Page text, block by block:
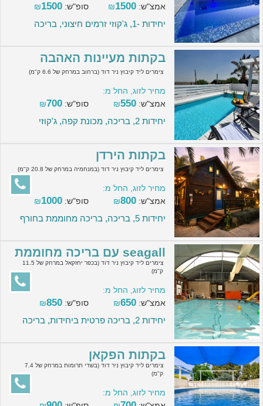
אמצ"ש:
₪1500 סופ"ש: ₪1500
יחידות -1, ג'קוזי זרמים חיצוני, בריכה
בקתות מעיינות האהבה
צימרים ליד קיבוץ ניר דוד (ברחוב במרחק של 6.6 ק"מ)
מחיר לזוג, החל מ:
אמצ"ש:
₪550 סופ"ש: ₪700
יחידות 2, בריכה, מכונת קפה, ג'קוזי
בקתות הירדן
צימרים ליד קיבוץ ניר דוד (במנחמיה במרחק של 20.8 ק"מ)
מחיר לזוג, החל מ:
אמצ"ש:
₪800 סופ"ש: ₪1000
יחידות 5, בריכה, בריכה מחוממת בחורף
seagall עם בריכה מחוממת
צימרים ליד קיבוץ ניר דוד (בכפר יחזקאל במרחק של 11.5
ק"מ)
מחיר לזוג, החל מ:
אמצ"ש:
₪650 סופ"ש: ₪850
יחידות 2, בריכה פרטית ביחידות, בריכה
בקתות הפקאן
צימרים ליד קיבוץ ניר דוד (בשדי תרומות במרחק של 7.4
ק"מ)
מחיר לזוג, החל מ: